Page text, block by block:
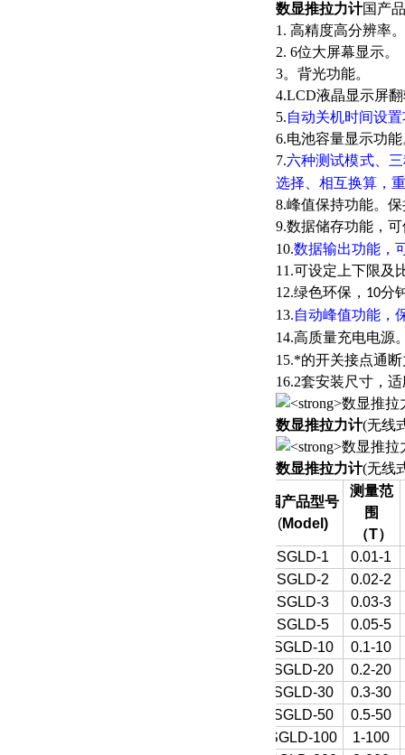
数显推拉力计国产
1. 高精度高分辨率。
2. 6位大屏幕显示。
3。背光功能。
4.LCD液晶显示屏
5.自动关机时间设
6.电池容量显示功能
7.六种测试模式、
选择、相互换算，
8.峰值保持功能。
9.数据储存功能，
10.数据输出功能，
11.可设定上下限及
12.绿色环保， 10分
13.自动峰值功能，
14.高质量充电电源
15.*的开关接点通
16.2套安装尺寸，
数显推拉力计(无线
数显推拉力计(无线
国产品型号
(Model)
测量范
围
（T）
SGLD-1
0.01-1
SGLD-2
0.02-2
SGLD-3
0.03-3
SGLD-5
0.05-5
SGLD-10
0.1-10
SGLD-20
0.2-20
SGLD-30
0.3-30
SGLD-50
0.5-50
SGLD-100
1-100